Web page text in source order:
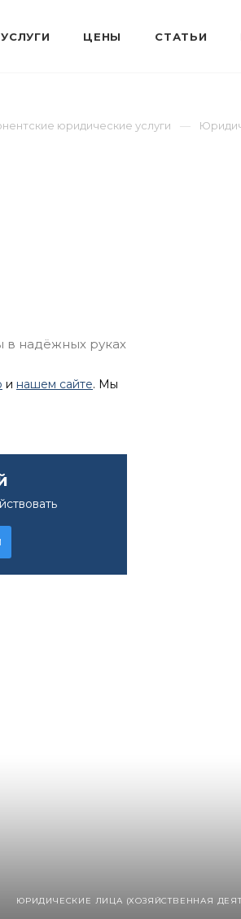
юридические услуги
в надёжных руках
и нашем сайте. Мы
ЮРИДИЧЕСКИЕ ЛИЦА (ХОЗЯЙСТВЕННАЯ